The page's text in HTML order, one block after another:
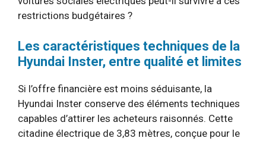
restrictions budgétaires ?
Les caractéristiques techniques de la
Hyundai Inster, entre qualité et limites
Si l’offre financière est moins séduisante, la
Hyundai Inster conserve des éléments techniques
capables d’attirer les acheteurs raisonnés. Cette
citadine électrique de 3,83 mètres, conçue pour le